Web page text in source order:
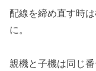
配線を締め直す時
に。
親機と子機は同じ